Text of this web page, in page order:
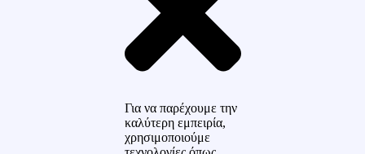
Για να παρέχουμε την
καλύτερη εμπειρία,
χρησιμοποιούμε